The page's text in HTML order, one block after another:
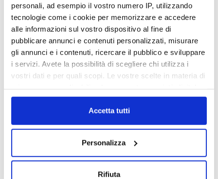
personali, ad esempio il vostro numero IP, utilizzando
tecnologie come i cookie per memorizzare e accedere
alle informazioni sul vostro dispositivo al fine di
pubblicare annunci e contenuti personalizzati, misurare
gli annunci e i contenuti, ricercare il pubblico e sviluppare
i servizi. Avete la possibilità di scegliere chi utilizza i
vostri dati e per quali scopi. Le vostre scelte in materia di
in cui avete effettuato le vostre scelte. È possibile
modificare o revocare il proprio consenso in qualsiasi
momento dalla Dichiarazione sui cookie o facendo clic
Con il tuo consenso, vorremmo anche:
raccogliere informazioni sulla tua posizione
Accetta tutti
Personalizza
Rifiuta
emessi prima del 07/09/2010.
Legge 136/10
Sono entrate in vigore con decorrenza 07/09/2010
le disposizioni per il contrasto alle infiltrazioni
mafiose negli appalti di lavori, servizi e forniture